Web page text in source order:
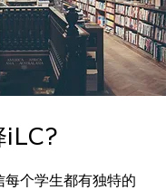
iLC?
每个学生都有独特的